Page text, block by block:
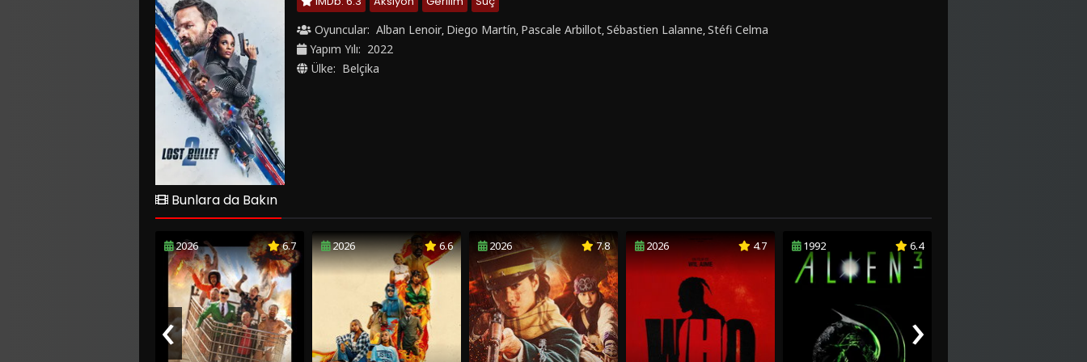
Oyuncular: Alban Lenoir, Diego Martín, Pascale Arbillot,Sébastien Lalanne,Stéfi Celma
Yapım Yılı: 2022
Ülke: Belçika
Bunlara da Bakın
2026 6.7 2026 6.6 2026 7.8 2026 4.7 1992 6.4
‹ ›